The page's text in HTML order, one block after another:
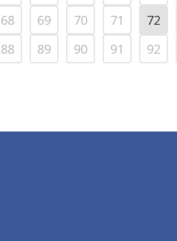
68 69 70 71 72
88 89 90 91 92